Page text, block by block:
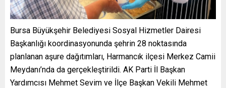
Bursa Büyükşehir Belediyesi Sosyal Hizmetler Dairesi
Başkanlığı koordinasyonunda şehrin 28 noktasında
planlanan aşure dağıtımları, Harmancık ilçesi Merkez Camii
Meydanı’nda da gerçekleştirildi. AK Parti İl Başkan
Yardımcısı Mehmet Sevim ve İlçe Başkan Vekili Mehmet